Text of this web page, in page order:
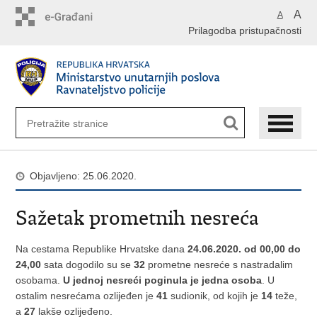
A A
Prilagodba pristupačnosti
Objavljeno: 25.06.2020.
Sažetak prometnih nesreća
Na cestama Republike Hrvatske dana 24.06.2020. od 00,00 do
24,00sata dogodilo su se32 prometne nesreće s nastradalim
osobama.U jednoj nesreći poginula je jedna osoba . U
ostalim nesrećama ozlijeđen je41sudionik, od kojih je 14teže,
a27 lakše ozlijeđeno.